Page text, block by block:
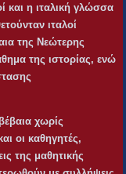
και η ιταλική γλώσσα
ιταλοί
της Νεώτερης
της ιστορίας, ενώ
χωρίς
οι καθηγητές,
της μαθητικής